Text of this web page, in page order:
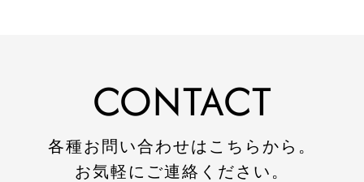
採用情報
CONTACT
各種お問い合わせはこちらから。
お気軽にご連絡ください。